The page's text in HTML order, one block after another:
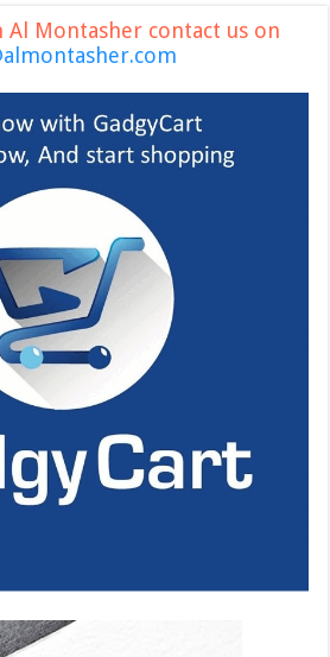
Al Montasher contact us on